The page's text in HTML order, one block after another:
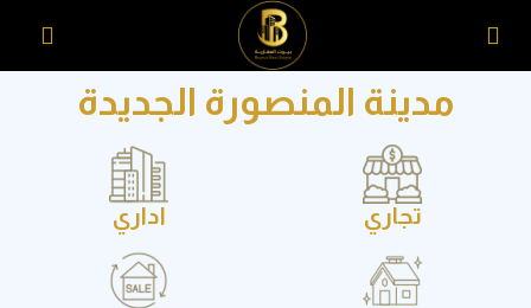
مدينة المنصورة الجديدة